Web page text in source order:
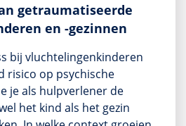
getraumatiseerde
en -gezinnen
bij vluchtelingenkinderen
risico op psychische
je als hulpverlener de
het kind als het gezin